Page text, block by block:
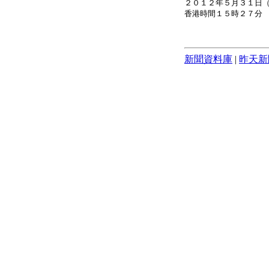
２０１２年５月３１日
香港時間１５時２７分
新聞資料庫 | 昨天新